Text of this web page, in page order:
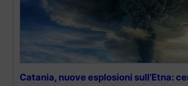
Catania, nuove esplosioni sull’Etna: